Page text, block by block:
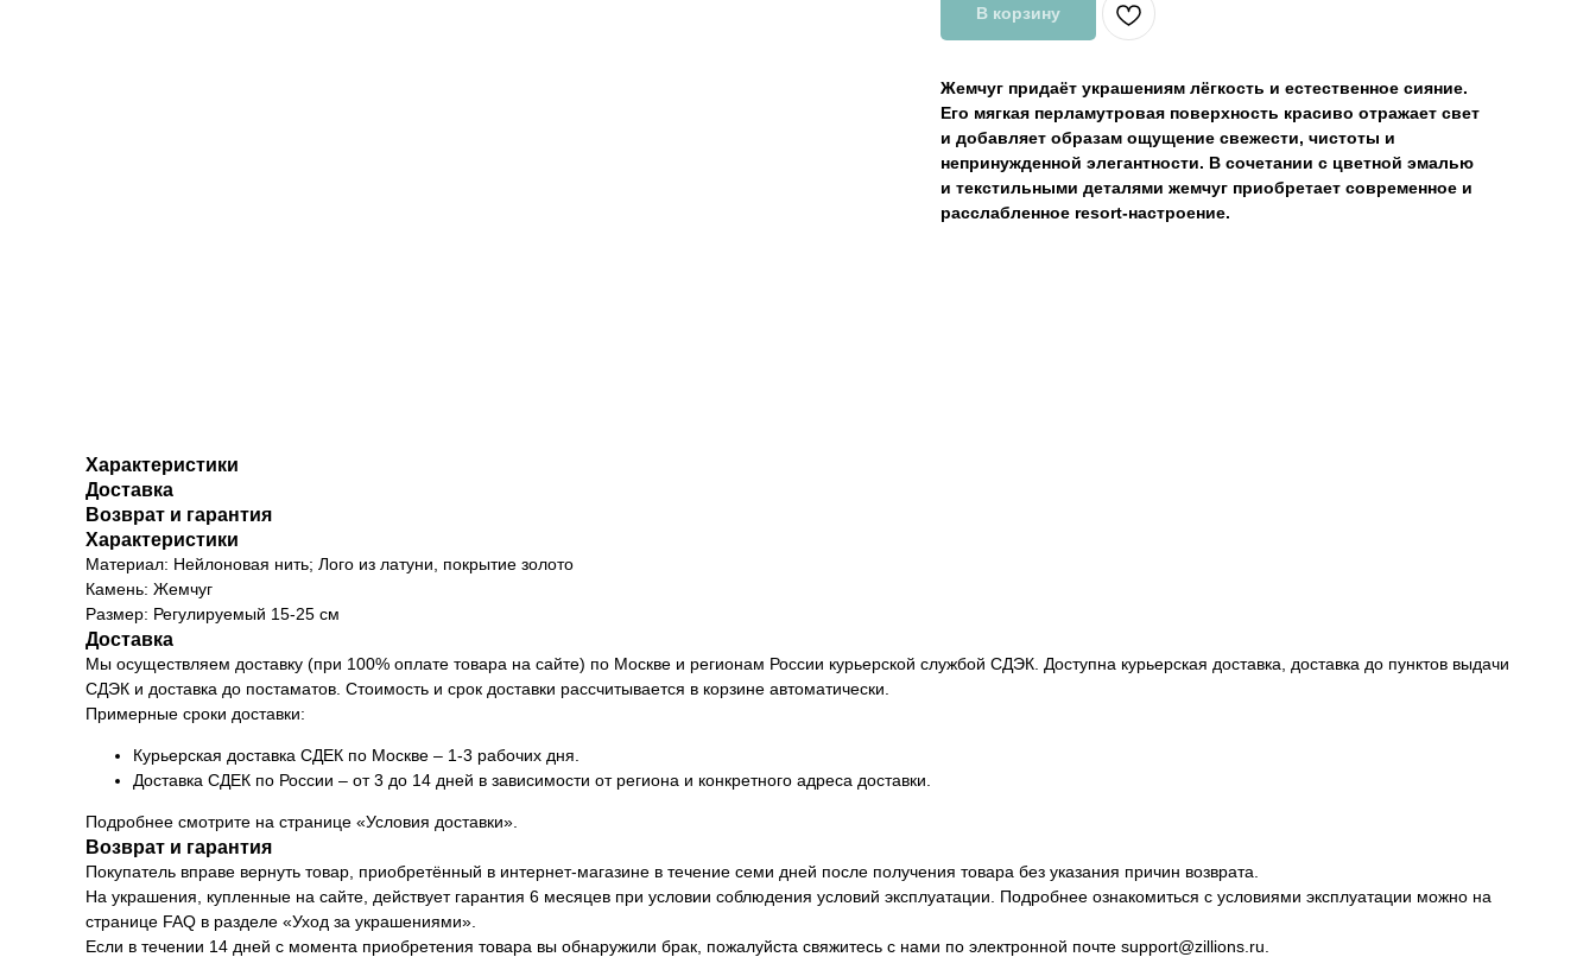
В корзину
Жемчуг придаёт украшениям лёгкость и естественное сияние.
Его мягкая перламутровая поверхность красиво отражает свет
и добавляет образам ощущение свежести, чистоты и
непринужденной элегантности. В сочетании с цветной эмалью
и текстильными деталями жемчуг приобретает современное и
расслабленное resort-настроение.
Характеристики
Доставка
Возврат и гарантия
Характеристики
Материал: Нейлоновая нить; Лого из латуни, покрытие золото
Камень: Жемчуг
Размер: Регулируемый 15-25 см
Доставка
Мы осуществляем доставку (при 100% оплате товара на сайте) по Москве и регионам России курьерской службой СДЭК. Доступна курьерская доставка, доставка до пунктов выдачи
СДЭК и доставка до постаматов. Стоимость и срок доставки рассчитывается в корзине автоматически.
Примерные сроки доставки:
Курьерская доставка СДЕК по Москве – 1-3 рабочих дня.
Доставка СДЕК по России – от 3 до 14 дней в зависимости от региона и конкретного адреса доставки.
Подробнее смотрите на странице «Условия доставки».
Возврат и гарантия
Покупатель вправе вернуть товар, приобретённый в интернет-магазине в течение семи дней после получения товара без указания причин возврата.
На украшения, купленные на сайте, действует гарантия 6 месяцев при условии соблюдения условий эксплуатации. Подробнее ознакомиться с условиями эксплуатации можно на
странице FAQ в разделе «Уход за украшениями».
Если в течении 14 дней с момента приобретения товара вы обнаружили брак, пожалуйста свяжитесь с нами по электронной почте support@zillions.ru.